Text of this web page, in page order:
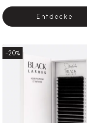
Entdecke
-20%